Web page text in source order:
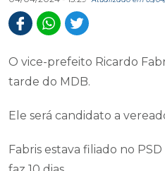
O vice-prefeito Ricardo
tarde do MDB.
Ele será candidato a
Fabris estava filiado no